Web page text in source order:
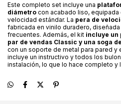
Este completo set incluye una
diámetro con acabado liso,
velocidad estándar. La pera de
fabricada en vinilo duradero,
frecuentes. Además, el kit incluye un
par de vendas Classic y una soga
con un soporte de metal para pared y
incluye un instructivo y todos los
instalación, lo que lo hace completo y